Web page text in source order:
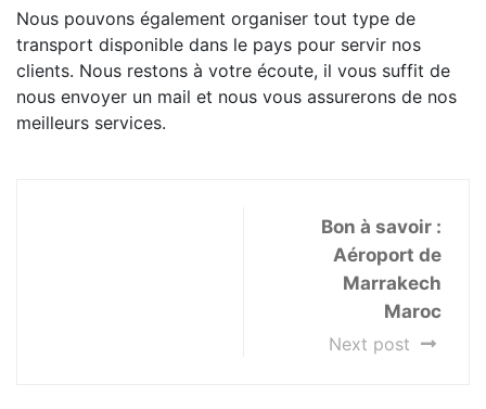
Nous pouvons également organiser tout type de
transport disponible dans le pays pour servir nos
clients. Nous restons à votre écoute, il vous suffit de
nous envoyer un mail et nous vous assurerons de nos
meilleurs services.
Bon à savoir :
Aéroport de
Marrakech
Maroc
Next post